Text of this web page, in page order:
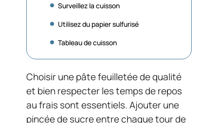
Surveillez la cuisson
Utilisez du papier sulfurisé
Tableau de cuisson
Choisir une pâte feuilletée de qualité
et bien respecter les temps de repos
au frais sont essentiels. Ajouter une
pincée de sucre entre chaque tour de